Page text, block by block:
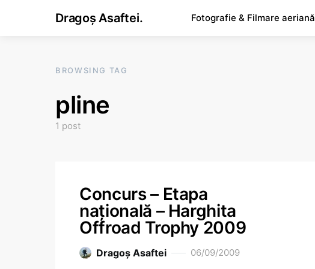
Dragoș Asaftei. Fotografie & Filmare aeriană
BROWSING TAG
pline
1 post
Concurs – Etapa
naţională – Harghita
Offroad Trophy 2009
Dragoş Asaftei 06/09/2009